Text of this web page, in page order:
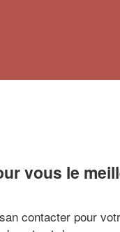
vous le
contacter pour